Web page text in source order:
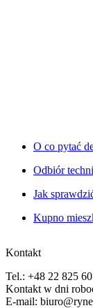
O co pytać
Odbiór
Jak
Kupno
Kontakt
Tel.: +48 22 825 60
Kontakt w dni
E-mail: